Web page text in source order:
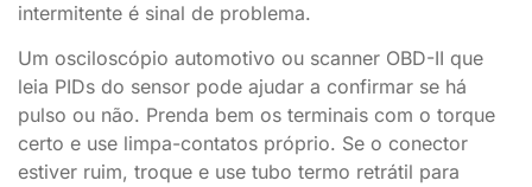
intermitente é sinal de problema.
Um osciloscópio automotivo ou scanner OBD-II que
leia PIDs do sensor pode ajudar a confirmar se há
pulso ou não. Prenda bem os terminais com o torque
certo e use limpa-contatos próprio. Se o conector
estiver ruim, troque e use tubo termo retrátil para